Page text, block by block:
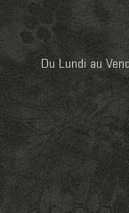
Du Lundi au